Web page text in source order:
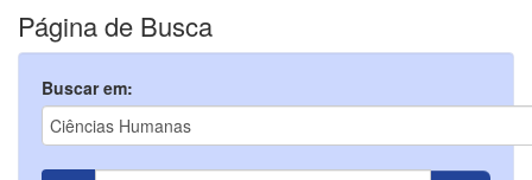
Página de Busca
Buscar em: